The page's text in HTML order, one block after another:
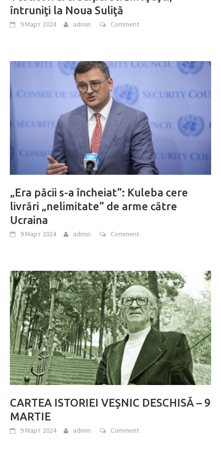
întruniţi la Noua Suliţă
9 Март 2024 admin Comment
„Era păcii s-a încheiat”: Kuleba cere
livrări „nelimitate” de arme către
Ucraina
9 Март 2024 admin Comment
CARTEA ISTORIEI VEŞNIC DESCHISĂ – 9
MARTIE
9 Март 2024 admin Comment